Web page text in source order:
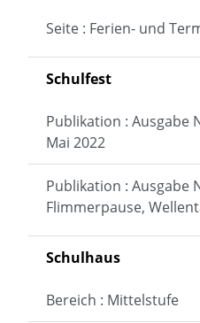
Seite : Ferien- und
Schulfest
Publikation : Ausgabe
Mai 2022
Publikation : Ausgabe
Flimmerpause,
Schulhaus
Bereich : Mittelstufe